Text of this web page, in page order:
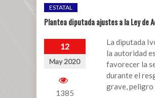
ESTATAL
Plantea diputada ajustes a la Ley de
12
May 2020
1385
La diputada
la autoridad
favorecer la
durante el
grave, peligro